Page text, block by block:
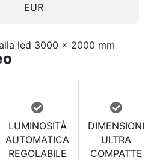
EUR
LUMINOSITÀ
AUTOMATICA
REGOLABILE
DIMENSIONI
ULTRA
COMPATTE